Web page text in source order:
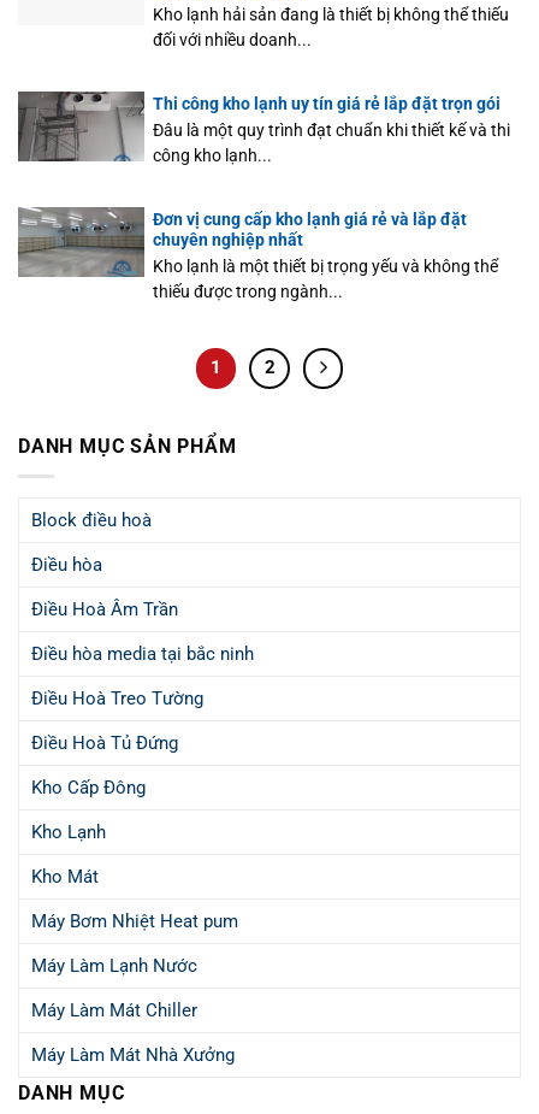
Kho lạnh hải sản đang là thiết bị không thể thiếu
đối với nhiều doanh...
Thi công kho lạnh uy tín giá rẻ lắp đặt trọn gói
Đâu là một quy trình đạt chuẩn khi thiết kế và thi
công kho lạnh...
Đơn vị cung cấp kho lạnh giá rẻ và lắp đặt
chuyên nghiệp nhất
Kho lạnh là một thiết bị trọng yếu và không thể
thiếu được trong ngành...
1 2
DANH MỤC SẢN PHẨM
Block điều hoà
Điều hòa
Điều Hoà Âm Trần
Điều hòa media tại bắc ninh
Điều Hoà Treo Tường
Điều Hoà Tủ Đứng
Kho Cấp Đông
Kho Lạnh
Kho Mát
Máy Bơm Nhiệt Heat pum
Máy Làm Lạnh Nước
Máy Làm Mát Chiller
Máy Làm Mát Nhà Xưởng
DANH MỤC